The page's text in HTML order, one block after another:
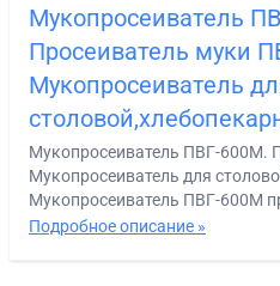
Мукопросеиватель
Просеиватель муки
Мукопросеиватель
Мукопросеиватель ПВГ-600М.
Мукопросеиватель для
Мукопросеиватель ПВГ-600М
Подробное описание »